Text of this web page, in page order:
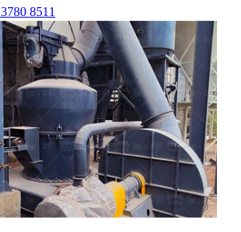
8511